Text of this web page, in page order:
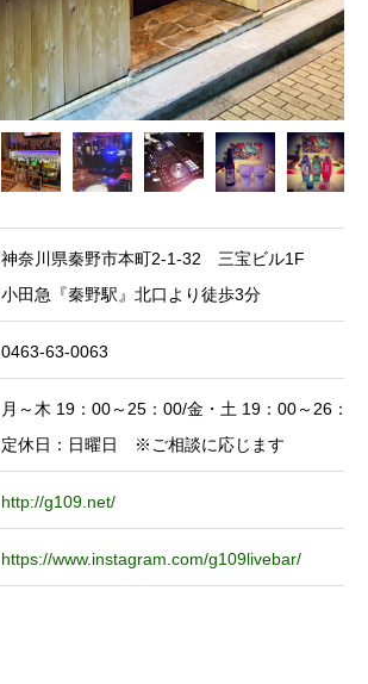
神奈川県秦野市本町2-1-32 三宝ビル1F
小田急『秦野駅』北口より徒歩3分
0463-63-0063
月～木 19：00～25：00/金・土 19：00～26：00
定休日：日曜日 ※ご相談に応じます
http://g109.net/
https://www.instagram.com/g109livebar/